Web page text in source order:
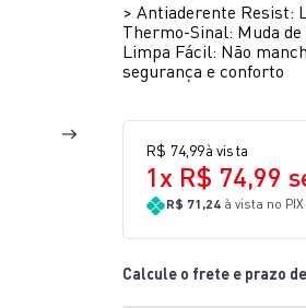
> Antiaderente Resist:
Thermo-Sinal: Muda
Limpa Fácil: Não
segurança e conforto
R$ 74,99à vista
1x R$ 74,99
R$ 71,24 à vista no PIX
rochedo stone pro
x-force 9 60